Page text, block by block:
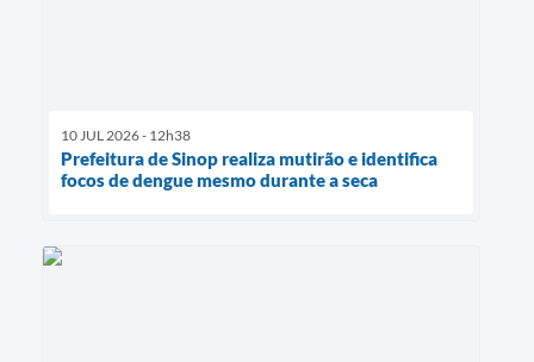
10 JUL 2026 - 12h38
Prefeitura de Sinop realiza mutirão e identifica
focos de dengue mesmo durante a seca